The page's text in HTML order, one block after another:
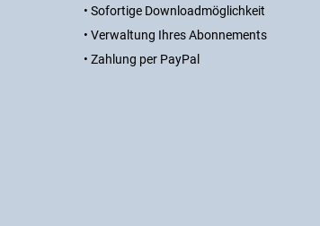
• Sofortige Downloadmöglichkeit
• Verwaltung Ihres Abonnements
• Zahlung per PayPal